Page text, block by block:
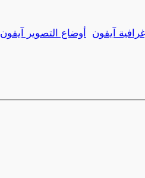
آيفون أوضاع التصوير آيفون